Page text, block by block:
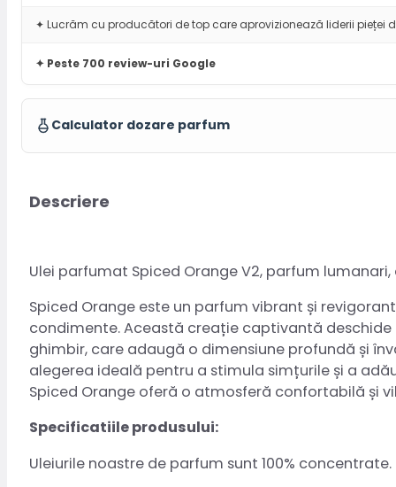
✦ Lucrăm cu producători de top care aprovizionează liderii pieței
✦ Peste 700 review-uri Google
Calculator dozare parfum
Descriere
Ulei parfumat Spiced Orange V2, parfum
Spiced Orange este un parfum vibrant și
condimente. Această creație captivantă
ghimbir, care adaugă o dimensiune profundă și
alegerea ideală pentru a stimula simțurile și a
Spiced Orange oferă o atmosferă confortabilă și
Specificatiile produsului:
Uleiurile noastre de parfum sunt 100%